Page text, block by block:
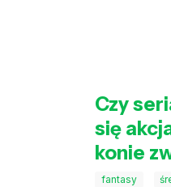
Czy
się
konie
fantasy